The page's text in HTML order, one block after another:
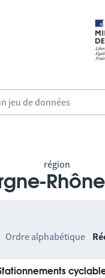
région
Ordre alphabétique